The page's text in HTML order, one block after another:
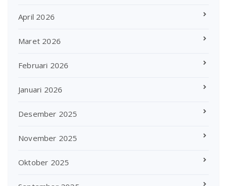
April 2026
Maret 2026
Februari 2026
Januari 2026
Desember 2025
November 2025
Oktober 2025